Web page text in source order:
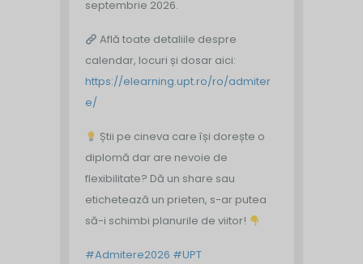
septembrie 2026.
Află toate detaliile despre
calendar, locuri și dosar aici:
https://elearning.upt.ro/ro/admiter
e/
Știi pe cineva care își dorește o
diplomă dar are nevoie de
flexibilitate? Dă un share sau
etichetează un prieten, s-ar putea
să-i schimbi planurile de viitor!
#Admitere2026 #UPT